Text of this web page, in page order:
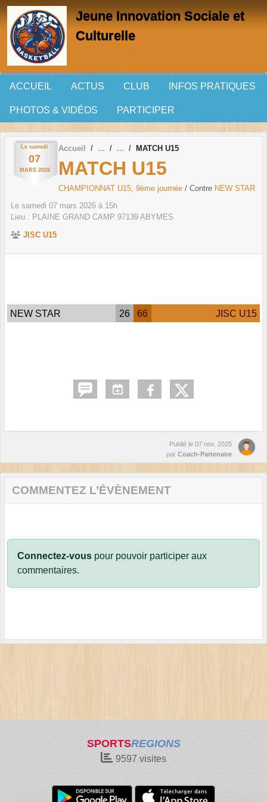
Jeune Innovation Sociale et
Culturelle
ACCUEIL ACTUS CLUB INFOS PRATIQUES
PHOTOS & VIDÉOS PARTICIPER
Le samedi
07
MARS 2026
Accueil MATCH U15
MATCH U15
CHAMPIONNAT U15, 9ème journée / Contre NEW STAR
Le samedi 07 mars 2026 à 15h
Lieu : PLAINE GRAND CAMP 97139 ABYMES
JISC U15
NEW STAR 26 66 JISC U15
Publié le 07 nov. 2025
par Coach-Partenaire
COMMENTEZ L’ÉVÈNEMENT
Connectez-vous pour pouvoir participer aux
commentaires.
SPORTSREGIONS
9597 visites
Panneau de gestion des cookies